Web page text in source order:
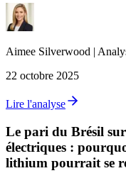
Aimee Silverwood |
22 octobre 2025
Lire l'analyse
Le pari du Brésil sur
électriques :
lithium pourrait se